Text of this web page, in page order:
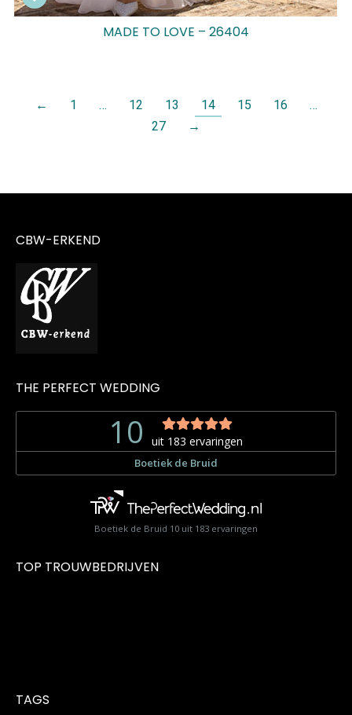
MADE TO LOVE – 26404
← 1 … 12 13 14 15 16
…
27
→
CBW-ERKEND
THE PERFECT WEDDING
Boetiek de Bruid 10 uit 183 ervaringen
TOP TROUWBEDRIJVEN
TAGS